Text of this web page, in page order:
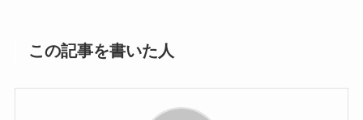
この記事を書いた人